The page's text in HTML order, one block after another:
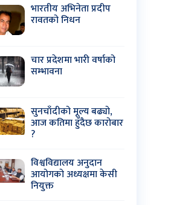
भारतीय अभिनेता प्रदीप
रावतको निधन
चार प्रदेशमा भारी वर्षाको
सम्भावना
सुनचाँदीको मूल्य बढ्यो,
आज कतिमा हुँदैछ कारोबार
?
विश्वविद्यालय अनुदान
आयोगको अध्यक्षमा केसी
नियुक्त